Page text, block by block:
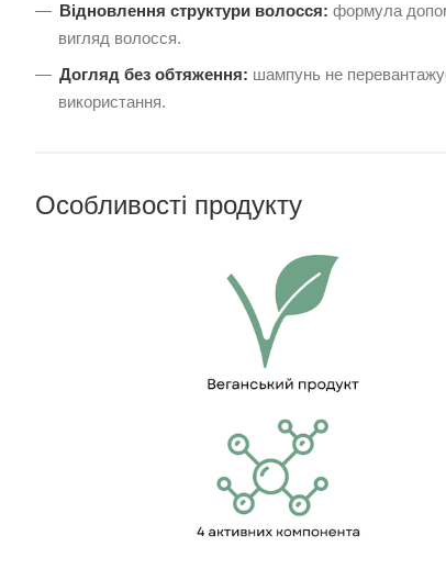
Відновлення структури волосся: формула
вигляд волосся.
Догляд без обтяження: шампунь не
використання.
Особливості продукту